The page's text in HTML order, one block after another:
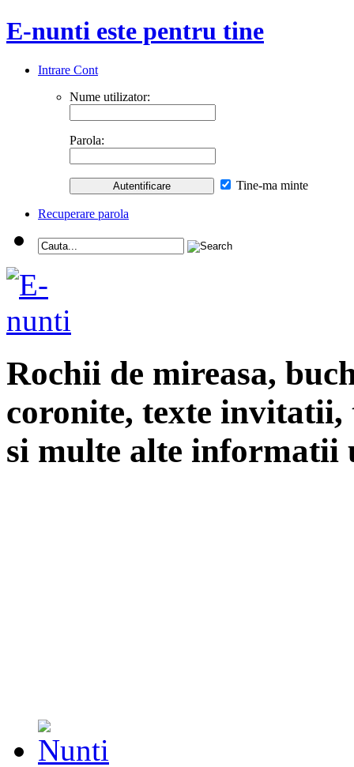
E-nunti este pentru tine
Intrare Cont
Nume utilizator:
Parola:
Tine-ma minte
Recuperare parola
Rochii de mireasa,
coronite, texte
si multe alte informatii